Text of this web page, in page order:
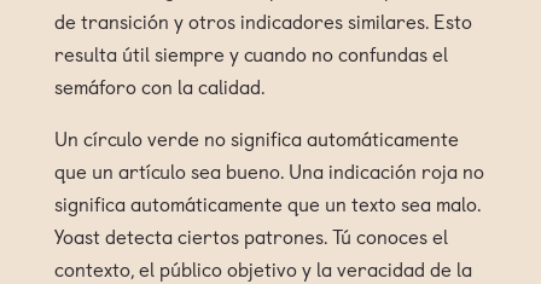
de transición y otros indicadores similares. Esto
resulta útil siempre y cuando no confundas el
semáforo con la calidad.
Un círculo verde no significa automáticamente
que un artículo sea bueno. Una indicación roja no
significa automáticamente que un texto sea malo.
Yoast detecta ciertos patrones. Tú conoces el
contexto, el público objetivo y la veracidad de la